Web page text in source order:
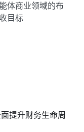
体商业领域的布
目标
提升财务生命周